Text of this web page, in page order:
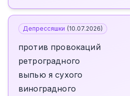
Депрессяшки (10.07.2026)
против провокаций
ретроградного
выпью я сухого
виноградного